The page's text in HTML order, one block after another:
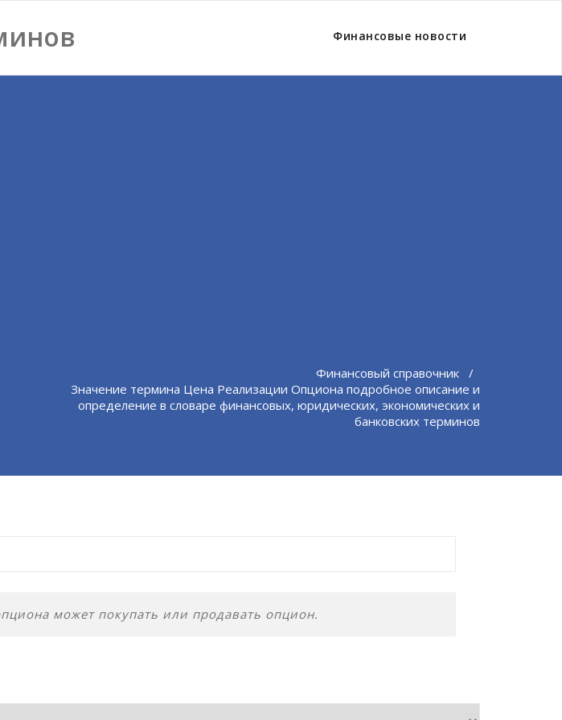
Финансовые новости
Финансовый справочник /
Значение термина Цена Реализации Опциона подробное описание и
определение в словаре финансовых, юридических, экономических и
банковских терминов
может покупать или продавать опцион.